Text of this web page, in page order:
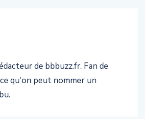
de bbbuzz.fr. Fan de
ce qu'on peut nommer un